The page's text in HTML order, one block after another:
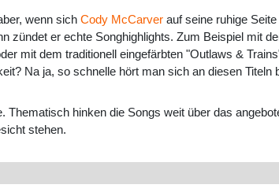
wenn sich Cody McCarver auf seine ruhige
zündet er echte Songhighlights. Zum Beispiel mit
mit dem traditionell eingefärbten "Outlaws &
Na ja, so schnelle hört man sich an diesen Titeln
hinken die Songs weit über das
stehen.